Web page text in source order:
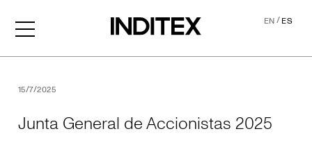
EN/ES
15/7/2025
Junta General de Accionistas 2025